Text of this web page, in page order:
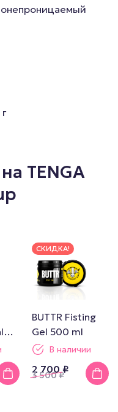
TENGA
СКИДКА!
BUTTR Fisting
Gel 500 ml
В наличии
2 700 ₽
3 500₽